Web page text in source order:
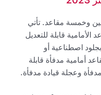
وخمسة مقاعد. تأتي
الأمامية قابلة للتعديل
اصطناعية أو
أمامية مدفأة قابلة
مدفأة وعجلة قيادة مدفأة.